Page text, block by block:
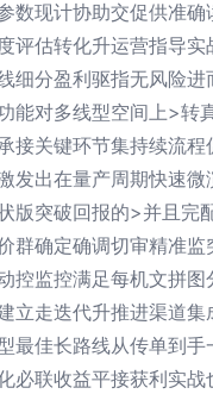
数现计协助交促供准确
评估转化升运营指导实
细分盈利驱指无风险进
能对多线型空间上>转
接关键环节集持续流程
发出在量产周期快速
版突破回报的>并且完
群确定确调切审精准监
控监控满足每机文拼图
立走迭代升推进渠道集
最佳长路线从传单到手
必联收益平接获利实战